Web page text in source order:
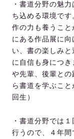
・書道分野の魅
ち込める環境で
作の力も養うこ
にある作品展に
い、書の楽しみ
に自信も身につ
や先輩、後輩と
ら書道を学ぶこ
回生）
・書道分野では
行うので、４年